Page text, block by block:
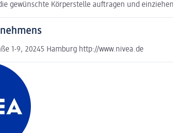
gewünschte Körperstelle auftragen und
1-9, 20245 Hamburg http://www.nivea.de